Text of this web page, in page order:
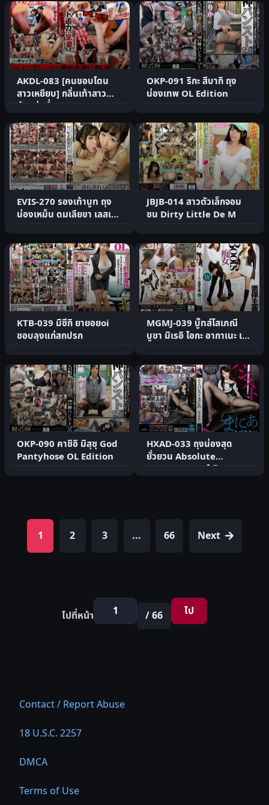
AKDL-083 [คนชอบโดน
สาวเหยียบ] กลิ่นเท้าสาว
น้อยชุ่มฉ่ำ
OKP-091 ริกะ สึบากิ ถุง
น่องเทพ OL Edition
EVIS-270 รองเท้าบูท ถุง
น่องเหม็น ดมเลียขา เลสเบี้ย
น 2
JBJB-014 สาวตัวเล็กจอม
ซน Dirty Little De M
KTB-039 มิซึกิ ยายอยoi
ชอบลุงแก่สกปรก
MGMJ-039 บู๊ทส์โสเภณี
บูชา มิเรอิ ไอกะ อากาเนะ เอริ
นะ
OKP-090 คาชิอิ มิสุซุ God
Pantyhose OL Edition
HXAD-033 ถุงน่องสุด
ยั่วยวน Absolute
Pantyhose เรย์ มิซูนะ
1 2 3 ... 66 Next
ไปที่หน้า / 66 ไป
Contact / Report Abuse
18 U.S.C. 2257
DMCA
Terms of Use